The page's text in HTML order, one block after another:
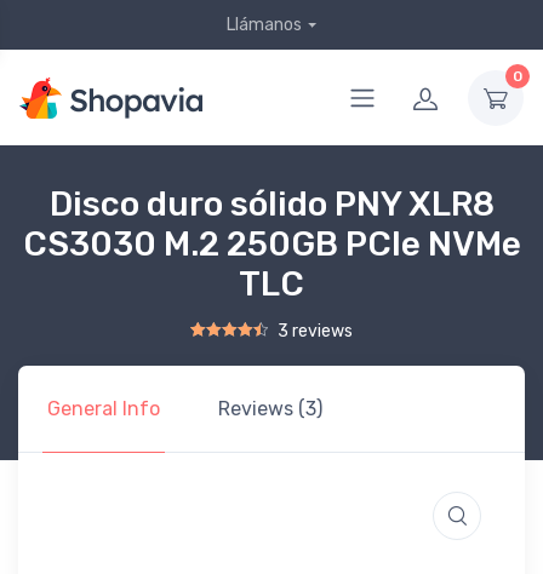
Llámanos
0
Disco duro sólido PNY XLR8
CS3030 M.2 250GB PCIe NVMe
TLC
Rated4.50out of 5 based on
2 customer ratings
3 reviews
General Info Reviews (3)